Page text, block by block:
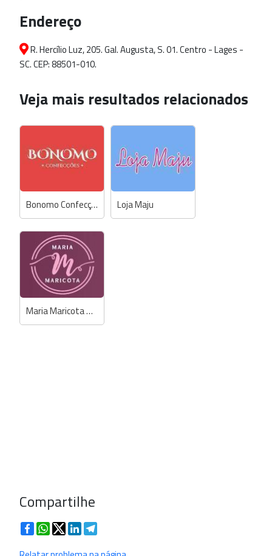
Endereço
R. Hercílio Luz, 205. Gal. Augusta, S. 01. Centro - Lages -
SC. CEP: 88501-010.
Veja mais resultados relacionados
Bonomo Confecções Loja Maju
Maria Maricota Store - Anselmi / Biamar
Compartilhe
FacebookWhatsApp
TwitterLinkedIn